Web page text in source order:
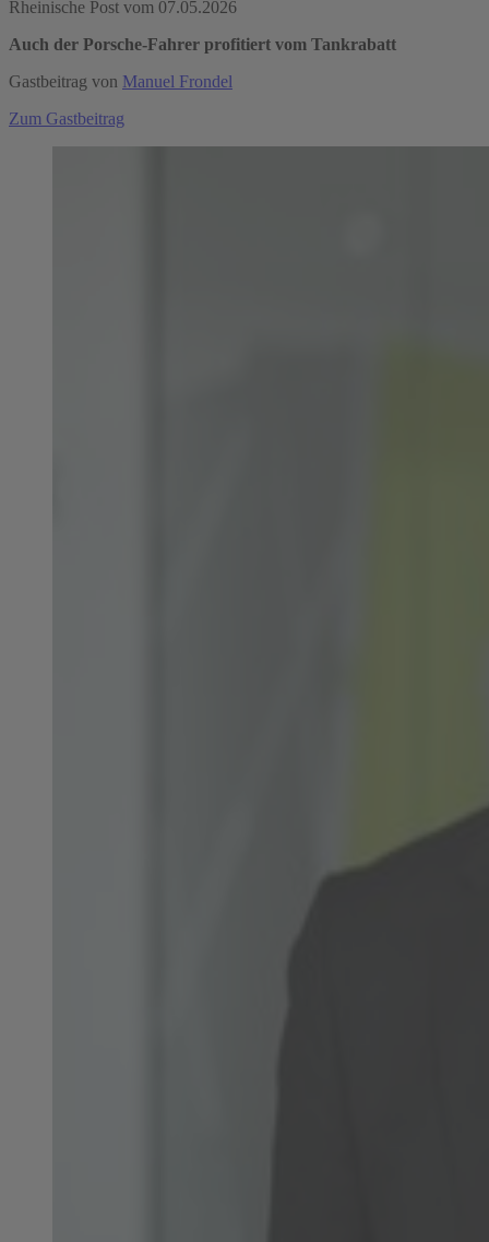
Rheinische Post vom 07.05.2026
Auch der Porsche-Fahrer profitiert vom Tankrabatt
Gastbeitrag von Manuel Frondel
Zum Gastbeitrag